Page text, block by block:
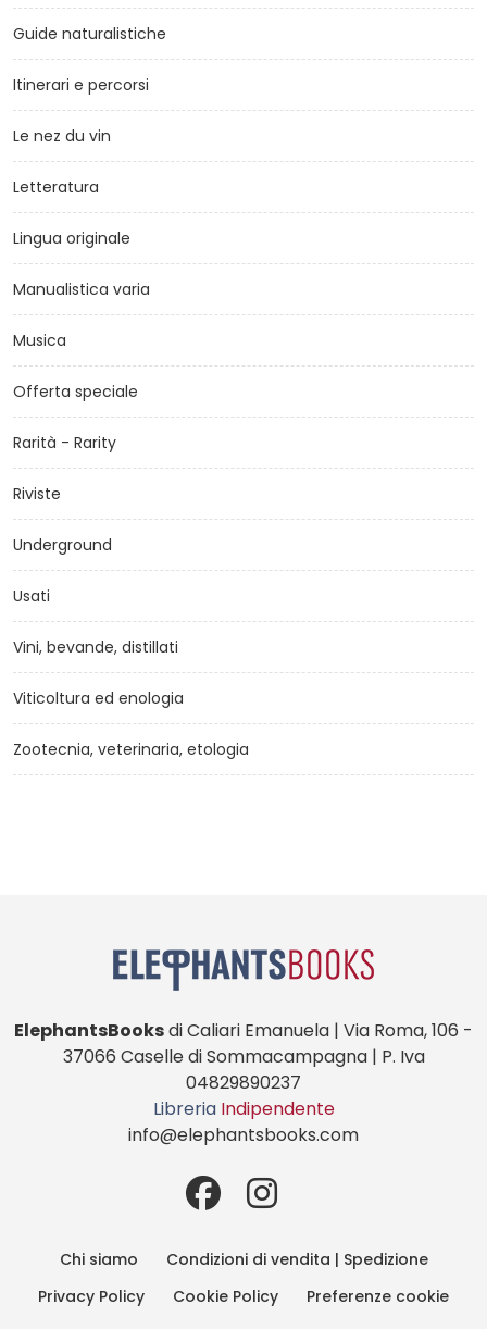
Guide naturalistiche
Itinerari e percorsi
Le nez du vin
Letteratura
Lingua originale
Manualistica varia
Musica
Offerta speciale
Rarità - Rarity
Riviste
Underground
Usati
Vini, bevande, distillati
Viticoltura ed enologia
Zootecnia, veterinaria, etologia
ElephantsBooksdi Caliari Emanuela | Via Roma, 106 -
37066 Caselle di Sommacampagna | P. Iva
04829890237
Libreria Indipendente
info@elephantsbooks.com
Chi siamo
Condizioni di vendita | Spedizione
Privacy Policy
Cookie Policy Preferenze cookie